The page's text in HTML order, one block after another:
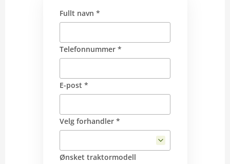
Fullt navn *
Telefonnummer *
E-post *
Velg forhandler *
Ønsket traktormodell